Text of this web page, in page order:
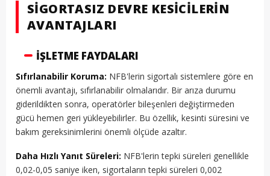
SIGORTASIZ DEVRE KESICILERIN
AVANTAJLARI
İŞLETME FAYDALARI
Sıfırlanabilir Koruma: NFB'lerin sigortalı sistemlere göre en
önemli avantajı, sıfırlanabilir olmalarıdır. Bir arıza durumu
giderildikten sonra, operatörler bileşenleri değiştirmeden
gücü hemen geri yükleyebilirler. Bu özellik, kesinti süresini ve
bakım gereksinimlerini önemli ölçüde azaltır.
Daha Hızlı Yanıt Süreleri: NFB'lerin tepki süreleri genellikle
0,02-0,05 saniye iken, sigortaların tepki süreleri 0,002